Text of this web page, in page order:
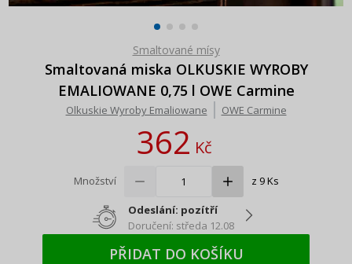
Smaltované mísy
Smaltovaná miska OLKUSKIE WYROBY
EMALIOWANE 0,75 l OWE Carmine
Olkuskie Wyroby Emaliowane OWE Carmine
362Kč
Množství z 9 Ks
Odeslání: pozítří
Doručení: středa 12.08
PŘIDAT DO KOŠÍKU